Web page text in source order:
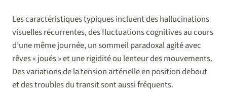
Les caractéristiques typiques incluent des hallucinations
visuelles récurrentes, des fluctuations cognitives au cours
d’une même journée, un sommeil paradoxal agité avec
rêves « joués » et une rigidité ou lenteur des mouvements.
Des variations de la tension artérielle en position debout
et des troubles du transit sont aussi fréquents.